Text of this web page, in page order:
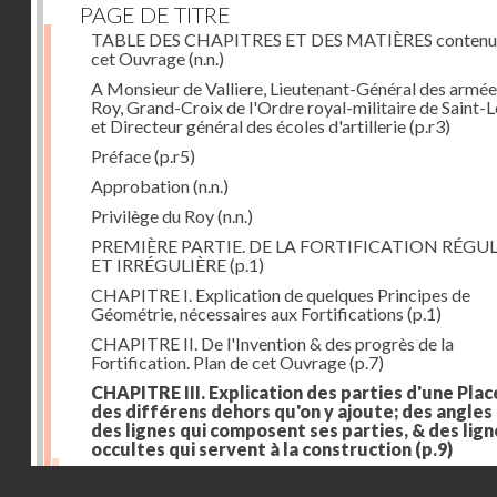
PAGE DE TITRE
TABLE DES CHAPITRES ET DES MATIÈRES
cet Ouvrage(n.n.)
A Monsieur de Valliere, Lieutenant-Général des
Roy, Grand-Croix de l'Ordre royal-militaire de Saint-
et Directeur général des écoles d'artillerie(p.r3)
Préface(p.r5)
Approbation(n.n.)
Privilège du Roy(n.n.)
PREMIÈRE PARTIE. DE LA FORTIFICATION
ET IRRÉGULIÈRE(p.1)
CHAPITRE I. Explication de quelques Principes de
Géométrie, nécessaires aux Fortifications (p.1)
CHAPITRE II. De l'Invention & des progrès de la
Fortification. Plan de cet Ouvrage(p.7)
CHAPITRE III. Explication des parties d'une
des différens dehors qu'on y ajoute; des angles
des lignes qui composent ses parties, & des
occultes qui servent à la construction (p.9)
Des lignes & des angles qui composent les parties